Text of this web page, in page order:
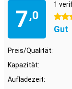
deine Tasche zu
Schlüsselbund
praktisch: Sie
zum Übertragen von
einem einzigen Gerät.
7,0
1
3.5
Gut
Preis/Qualität:
Kapazität:
Aufladezeit: